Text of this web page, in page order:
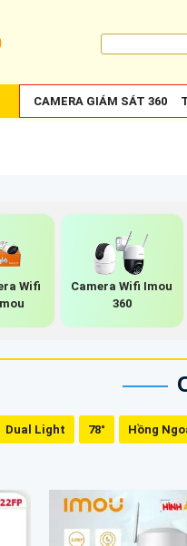
CAMERA GIÁM SÁT 360
Wifi
Camera Wifi Imou
360
Dual Light 78° Hồng